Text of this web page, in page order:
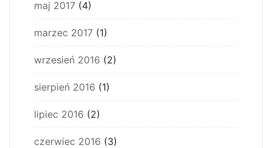
maj 2017 (4)
marzec 2017 (1)
wrzesień 2016 (2)
sierpień 2016 (1)
lipiec 2016 (2)
czerwiec 2016 (3)